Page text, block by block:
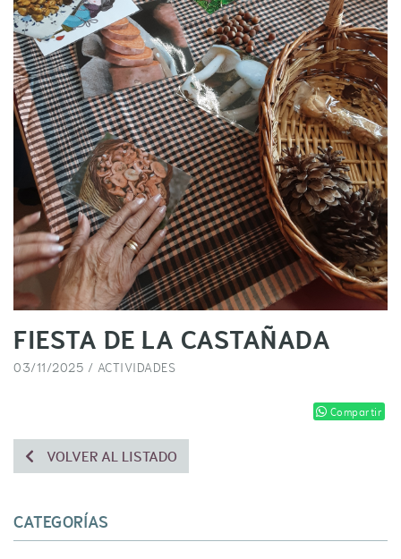
FIESTA DE LA CASTAÑADA
03/11/2025 / ACTIVIDADES
Compartir
VOLVER AL LISTADO
CATEGORÍAS